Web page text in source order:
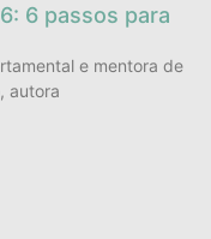
6 passos para
e mentora de
autora